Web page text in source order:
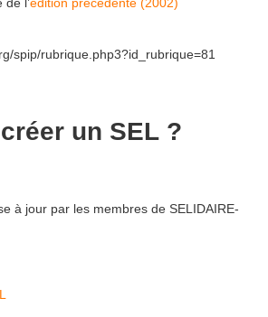
spip/rubrique.php3?id_rubrique=81
un SEL ?
à jour par les membres de SELIDAIRE-